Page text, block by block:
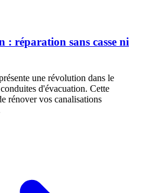
: réparation sans casse ni
une révolution dans le
d'évacuation. Cette
rénover vos canalisations